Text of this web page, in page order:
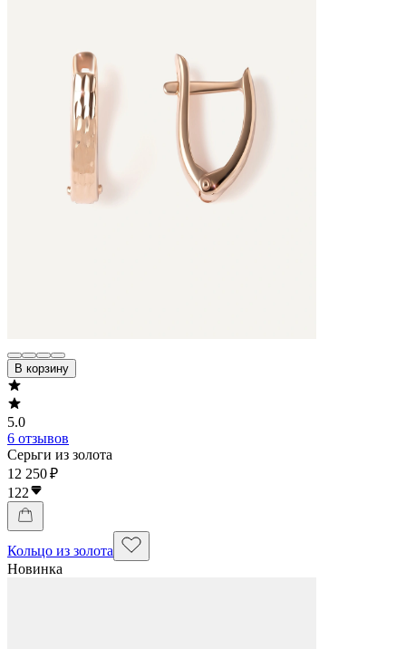
В корзину
5.0
6 отзывов
Серьги из золота
12 250 ₽
122
Кольцо из золота
Новинка